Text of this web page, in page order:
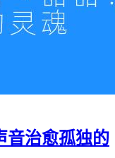
音治愈孤独的